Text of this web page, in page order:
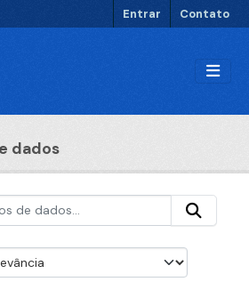
Entrar Contato
dados